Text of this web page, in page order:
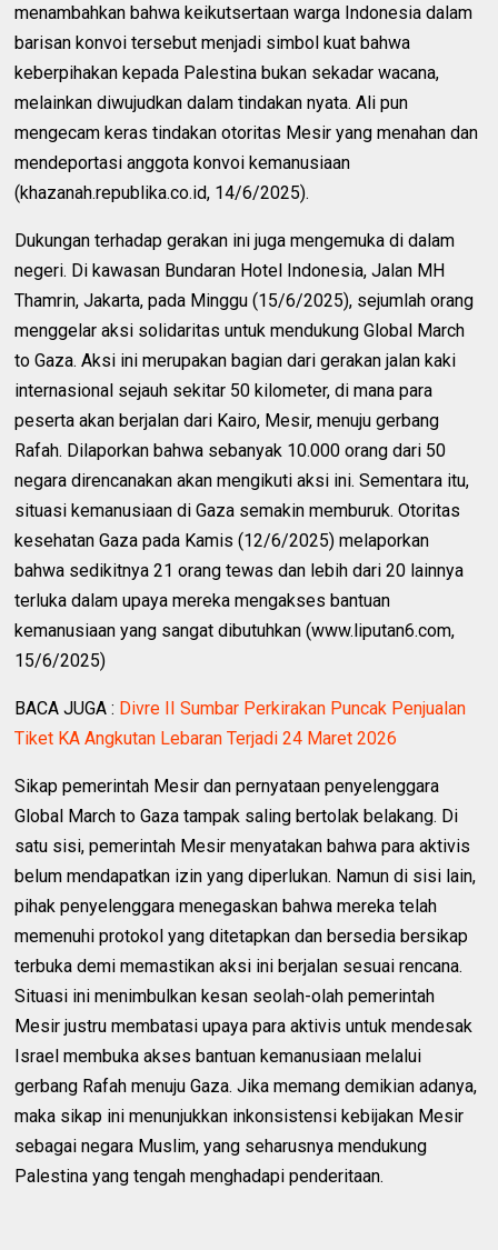
menambahkan bahwa keikutsertaan warga Indonesia dalam
barisan konvoi tersebut menjadi simbol kuat bahwa
keberpihakan kepada Palestina bukan sekadar wacana,
melainkan diwujudkan dalam tindakan nyata. Ali pun
mengecam keras tindakan otoritas Mesir yang menahan dan
mendeportasi anggota konvoi kemanusiaan
(khazanah.republika.co.id, 14/6/2025).
Dukungan terhadap gerakan ini juga mengemuka di dalam
negeri. Di kawasan Bundaran Hotel Indonesia, Jalan MH
Thamrin, Jakarta, pada Minggu (15/6/2025), sejumlah orang
menggelar aksi solidaritas untuk mendukung Global March
to Gaza. Aksi ini merupakan bagian dari gerakan jalan kaki
internasional sejauh sekitar 50 kilometer, di mana para
peserta akan berjalan dari Kairo, Mesir, menuju gerbang
Rafah. Dilaporkan bahwa sebanyak 10.000 orang dari 50
negara direncanakan akan mengikuti aksi ini. Sementara itu,
situasi kemanusiaan di Gaza semakin memburuk. Otoritas
kesehatan Gaza pada Kamis (12/6/2025) melaporkan
bahwa sedikitnya 21 orang tewas dan lebih dari 20 lainnya
terluka dalam upaya mereka mengakses bantuan
kemanusiaan yang sangat dibutuhkan (www.liputan6.com,
15/6/2025)
BACA JUGA : Divre II Sumbar Perkirakan Puncak Penjualan
Tiket KA Angkutan Lebaran Terjadi 24 Maret 2026
Sikap pemerintah Mesir dan pernyataan penyelenggara
Global March to Gaza tampak saling bertolak belakang. Di
satu sisi, pemerintah Mesir menyatakan bahwa para aktivis
belum mendapatkan izin yang diperlukan. Namun di sisi lain,
pihak penyelenggara menegaskan bahwa mereka telah
memenuhi protokol yang ditetapkan dan bersedia bersikap
terbuka demi memastikan aksi ini berjalan sesuai rencana.
Situasi ini menimbulkan kesan seolah-olah pemerintah
Mesir justru membatasi upaya para aktivis untuk mendesak
Israel membuka akses bantuan kemanusiaan melalui
gerbang Rafah menuju Gaza. Jika memang demikian adanya,
maka sikap ini menunjukkan inkonsistensi kebijakan Mesir
sebagai negara Muslim, yang seharusnya mendukung
Palestina yang tengah menghadapi penderitaan.